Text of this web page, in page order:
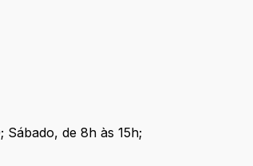
Sábado, de 8h às 15h;